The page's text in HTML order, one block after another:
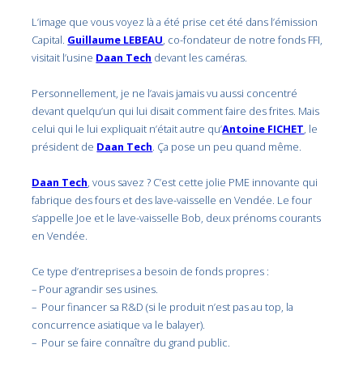
L’image que vous voyez là a été prise cet été dans l’émission
Capital. Guillaume LEBEAU, co-fondateur de notre fonds FFI,
visitait l’usine Daan Tech devant les caméras.
Personnellement, je ne l’avais jamais vu aussi concentré
devant quelqu’un qui lui disait comment faire des frites. Mais
celui qui le lui expliquait n’était autre qu’Antoine FICHET, le
président de Daan Tech. Ça pose un peu quand même.
Daan Tech, vous savez ? C’est cette jolie PME innovante qui
fabrique des fours et des lave-vaisselle en Vendée. Le four
s’appelle Joe et le lave-vaisselle Bob, deux prénoms courants
en Vendée.
Ce type d’entreprises a besoin de fonds propres :
– Pour agrandir ses usines.
– Pour financer sa R&D (si le produit n’est pas au top, la
concurrence asiatique va le balayer).
– Pour se faire connaître du grand public.